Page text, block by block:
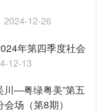
2024-12-26
年第四季度社会
12-13
川—粤绿粤美”第五
场（第8期）